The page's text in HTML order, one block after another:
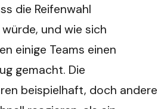
die Reifenwahl
und wie sich
einige Teams einen
gemacht. Die
beispielhaft, doch andere